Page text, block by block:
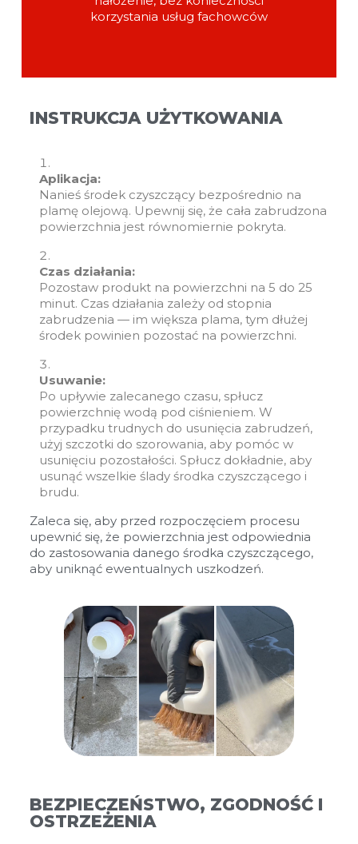
korzystania usług fachowców
INSTRUKCJA UŻYTKOWANIA
Aplikacja:
Nanieś środek czyszczący bezpośrednio na
plamę olejową. Upewnij się, że cała zabrudzona
powierzchnia jest równomiernie pokryta.
Czas działania:
Pozostaw produkt na powierzchni na 5 do 25
minut. Czas działania zależy od stopnia
zabrudzenia — im większa plama, tym dłużej
środek powinien pozostać na powierzchni.
Usuwanie:
Po upływie zalecanego czasu, spłucz
powierzchnię wodą pod ciśnieniem. W
przypadku trudnych do usunięcia zabrudzeń,
użyj szczotki do szorowania, aby pomóc w
usunięciu pozostałości. Spłucz dokładnie, aby
usunąć wszelkie ślady środka czyszczącego i
brudu.
Zaleca się, aby przed rozpoczęciem procesu
upewnić się, że powierzchnia jest odpowiednia
do zastosowania danego środka czyszczącego,
aby uniknąć ewentualnych uszkodzeń.
BEZPIECZEŃSTWO, ZGODNOŚĆ I
OSTRZEŻENIA